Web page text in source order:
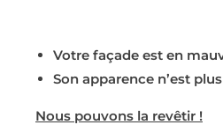
Votre façade est en
Son apparence n’est
Nous pouvons la revêtir !